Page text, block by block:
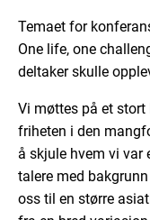
Temaet for
One life, one
deltaker skulle
Vi møttes på et
friheten i den
å skjule hvem vi var
talere med
oss til en større